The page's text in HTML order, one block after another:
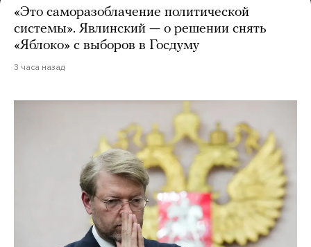
«Это саморазоблачение политической
системы». Явлинский — о решении снять
«Яблоко» с выборов в Госдуму
3 часа назад